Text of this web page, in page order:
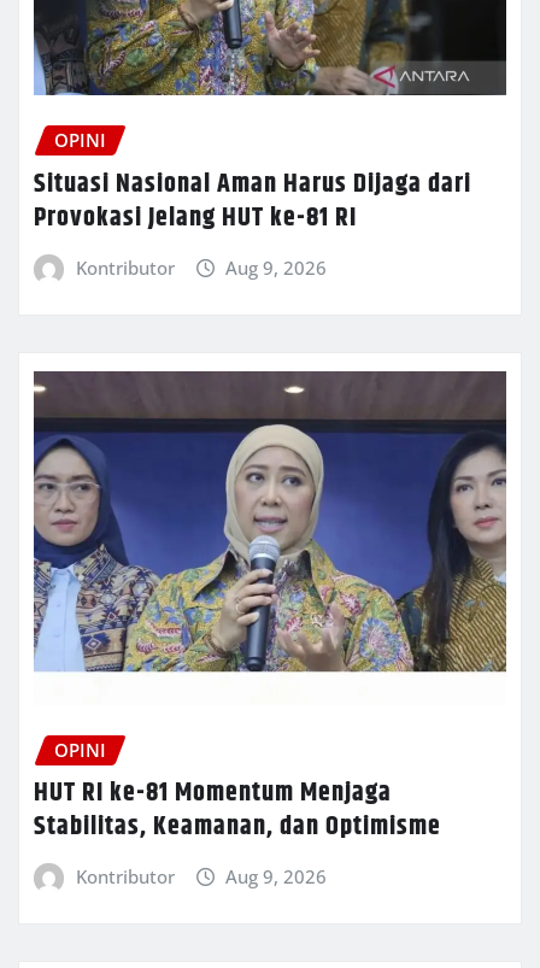
OPINI
Situasi Nasional Aman Harus Dijaga dari
Provokasi Jelang HUT ke-81 RI
Kontributor Aug 9, 2026
OPINI
HUT RI ke-81 Momentum Menjaga
Stabilitas, Keamanan, dan Optimisme
Kontributor Aug 9, 2026